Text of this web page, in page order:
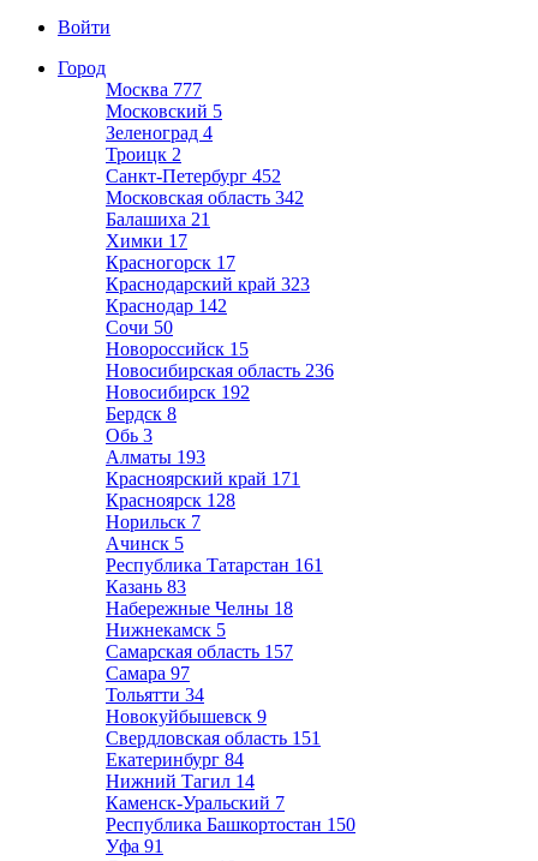
Войти
Город
Москва 777
Московский 5
Зеленоград 4
Троицк 2
Санкт-Петербург 452
Московская область 342
Балашиха 21
Химки 17
Красногорск 17
Краснодарский край 323
Краснодар 142
Сочи 50
Новороссийск 15
Новосибирская область 236
Новосибирск 192
Бердск 8
Обь 3
Алматы 193
Красноярский край 171
Красноярск 128
Норильск 7
Ачинск 5
Республика Татарстан 161
Казань 83
Набережные Челны 18
Нижнекамск 5
Самарская область 157
Самара 97
Тольятти 34
Новокуйбышевск 9
Свердловская область 151
Екатеринбург 84
Нижний Тагил 14
Каменск-Уральский 7
Республика Башкортостан 150
Уфа 91